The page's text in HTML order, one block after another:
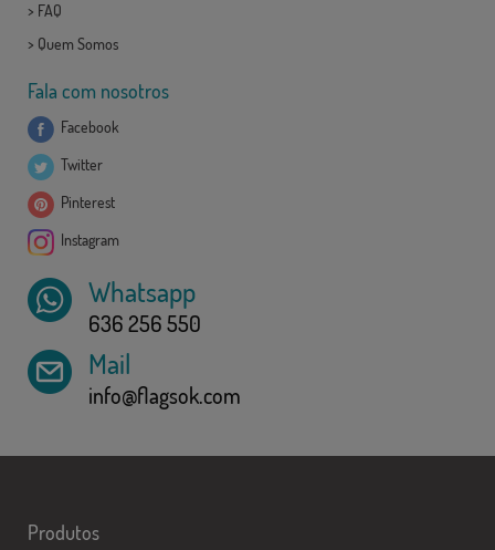
> FAQ
> Quem Somos
Fala com nosotros
Facebook
Twitter
Pinterest
Instagram
Whatsapp
636 256 550
Mail
info@flagsok.com
Produtos